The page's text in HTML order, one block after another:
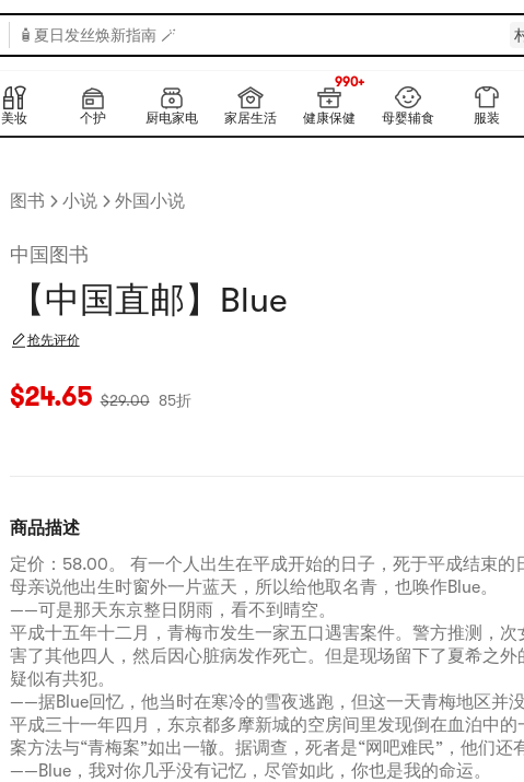
🧴夏日发丝焕新指南 🪄
美妆 个护 厨电家电 家居生活 健康保健
990+
上新
990+
母婴辅食 服装
图书 小说 外国小说
中国图书
【中国直邮】Blue
抢先评价
当前价格：$24.65
$24.65 $29.00 85折
商品描述
定价：58.00。 有一个人出生在平成开始的日子，死于平成结束的
母亲说他出生时窗外一片蓝天，所以给他取名青，也唤作Blue。
——可是那天东京整日阴雨，看不到晴空。
平成十五年十二月，青梅市发生一家五口遇害案件。警方推测，次
害了其他四人，然后因心脏病发作死亡。但是现场留下了夏希之外
疑似有共犯。
——据Blue回忆，他当时在寒冷的雪夜逃跑，但这一天青梅地区并没
平成三十一年四月，东京都多摩新城的空房间里发现倒在血泊中的
案方法与“青梅案”如出一辙。据调查，死者是“网吧难民”，他们还
——Blue，我对你几乎没有记忆，尽管如此，你也是我的命运。